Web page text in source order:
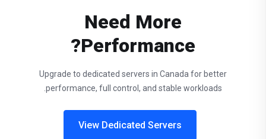
Need More
Performance?
Upgrade to dedicated servers in Canada for better
performance, full control, and stable workloads.
View Dedicated Servers